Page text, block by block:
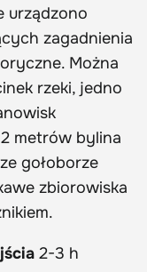
urządzono
zagadnienia
Można
rzeki, jedno
metrów bylina
gołoborze
zbiorowiska
2-3 h